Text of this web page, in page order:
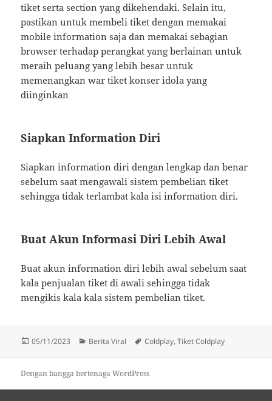
tiket serta section yang dikehendaki. Selain itu,
pastikan untuk membeli tiket dengan memakai
mobile information saja dan memakai sebagian
browser terhadap perangkat yang berlainan untuk
meraih peluang yang lebih besar untuk
memenangkan war tiket konser idola yang
diinginkan
Siapkan Information Diri
Siapkan information diri dengan lengkap dan benar
sebelum saat mengawali sistem pembelian tiket
sehingga tidak terlambat kala isi information diri.
Buat Akun Informasi Diri Lebih Awal
Buat akun information diri lebih awal sebelum saat
kala penjualan tiket di awali sehingga tidak
mengikis kala kala sistem pembelian tiket.
Diposkan
05/11/2023 Kategori
Berita Viral Tag
Coldplay,Tiket Coldplay
Dengan bangga bertenaga WordPress